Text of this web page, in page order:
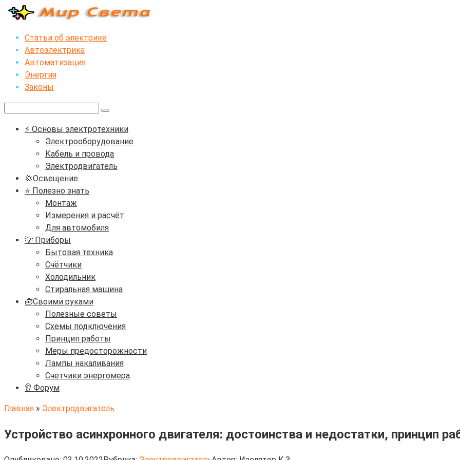
Перейти
контентуСтатьи об электрике
Автоэлектрика
Автоматизация
Энергия
Законы
⚡ Основы электротехники
Электрооборудование
Кабель и провода
Электродвигатель
💢Освещение
⭐ Полезно знать
Монтаж
Измерения и расчёт
Для автомобиля
💡 Приборы
Бытовая техника
Счётчики
Холодильник
Стиральная машина
🧰Своими руками
Полезные советы
Схемы подключения
Принцип работы
Меры предосторожности
Лампы накаливания
Счетчики энергомера
👂 Форум
Главная » Электродвигатель
Устройство асинхронного двигателя: достоинства и недостатки, принцип